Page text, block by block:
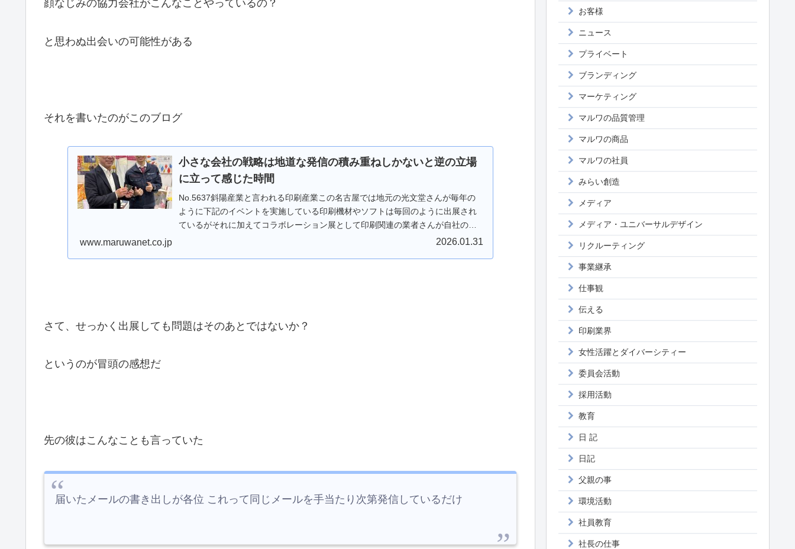
顔なじみの協力会社がこんなことやっているの？
と思わぬ出会いの可能性がある
それを書いたのがこのブログ
小さな会社の戦略は地道な発信の積み重ねしかないと逆の立場
に立って感じた時間
No.5637斜陽産業と言われる印刷産業この名古屋では地元の光文堂さんが毎年の
ように下記のイベントを実施している印刷機材やソフトは毎回のように出展され
ているがそれに加えてコラボレーション展として印刷関連の業者さんが自社の商
www.maruwanet.co.jp 2026.01.31
さて、せっかく出展しても問題はそのあとではないか？
というのが冒頭の感想だ
先の彼はこんなことも言っていた
届いたメールの書き出しが各位 これって同じメールを手当たり次第発信しているだけ
お客様
ニュース
プライベート
ブランディング
マーケティング
マルワの品質管理
マルワの商品
マルワの社員
みらい創造
メディア
メディア・ユニバーサルデザイン
リクルーティング
事業継承
仕事観
伝える
印刷業界
女性活躍とダイバーシティー
委員会活動
採用活動
教育
日 記
日記
父親の事
環境活動
社員教育
社長の仕事